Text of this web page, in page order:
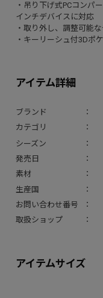
アイテム詳細
ブランド
カテゴリ
シーズン
発売日
素材
生産国
お問い合わせ番号
取扱ショップ
・吊り下げ式PCコンパ
インチデバイスに対応
・取り外し、調整可能
・キーリーシュ付3Dポ
アイテムサイズ